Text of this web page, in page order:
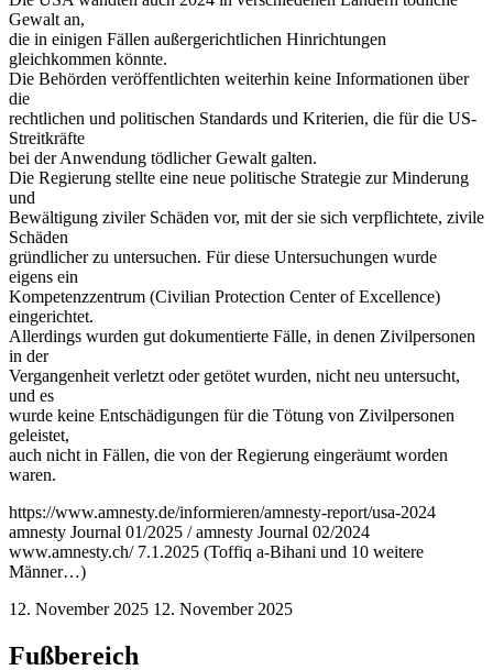
Gewalt an,
die in einigen Fällen außergerichtlichen Hinrichtungen
gleichkommen könnte.
Die Behörden veröffentlichten weiterhin keine Informationen über
die
rechtlichen und politischen Standards und Kriterien, die für die US-
Streitkräfte
bei der Anwendung tödlicher Gewalt galten.
Die Regierung stellte eine neue politische Strategie zur Minderung
und
Bewältigung ziviler Schäden vor, mit der sie sich verpflichtete, zivile
Schäden
gründlicher zu untersuchen. Für diese Untersuchungen wurde
eigens ein
Kompetenzzentrum (Civilian Protection Center of Excellence)
eingerichtet.
Allerdings wurden gut dokumentierte Fälle, in denen Zivilpersonen
in der
Vergangenheit verletzt oder getötet wurden, nicht neu untersucht,
und es
wurde keine Entschädigungen für die Tötung von Zivilpersonen
geleistet,
auch nicht in Fällen, die von der Regierung eingeräumt worden
waren.
https://www.amnesty.de/informieren/amnesty-report/usa-2024
amnesty Journal 01/2025 / amnesty Journal 02/2024
www.amnesty.ch/ 7.1.2025 (Toffiq a-Bihani und 10 weitere
Männer…)
12. November 2025 12. November 2025
Fußbereich